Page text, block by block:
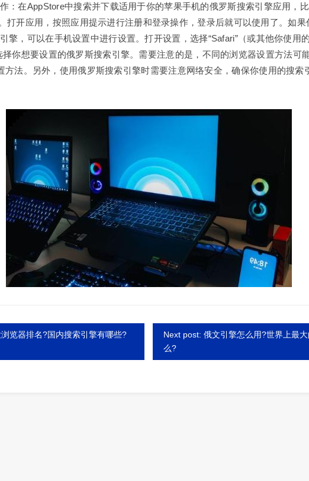
：在AppStore中搜索并下载适用于你的苹果手机的俄罗斯搜索引擎应用，比
打开应用，按照应用提示进行注册和登录操作，登录后就可以使用了。如
擎，可以在手机设置中进行设置。打开设置，选择“Safari”（或其他你使用
择你想要设置的俄罗斯搜索引擎。需要注意的是，不同的浏览器设置方法可
方法。另外，使用俄罗斯搜索引擎时需要注意网络安全，确保你使用的搜索
览器排名?国内搜索引擎有哪些?
Next post: 俄文引擎怎么用?世界上最
么?